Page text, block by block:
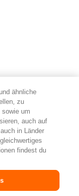
user/
ähnliche
zu
um
auch auf
in Länder
findest du